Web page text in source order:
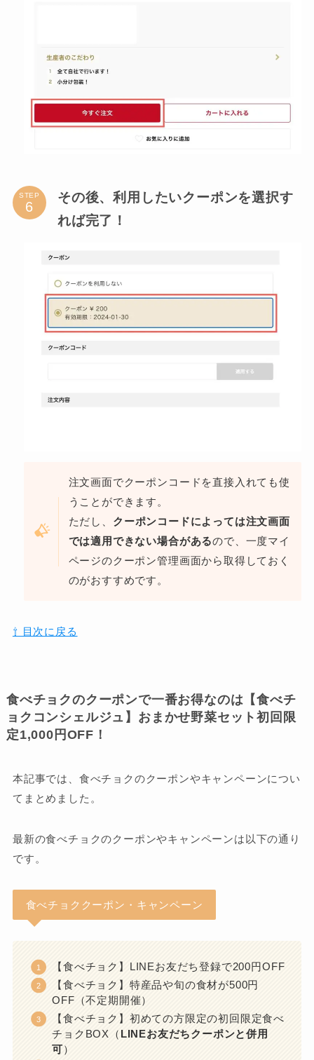
STEP
その後、利用したいクーポンを選択す
れば完了！
注文画面でクーポンコードを直接入れても使
うことができます。
ただし、 クーポンコードによっては注文画面
では適用できない場合があるので、一度マイ
ページのクーポン管理画面から取得しておく
のがおすすめです。
⇧ 目次に戻る
食べチョクのクーポンで一番お得なのは【食べチ
ョクコンシェルジュ】おまかせ野菜セット初回限
定1,000円OFF！
本記事では、食べチョクのクーポンやキャンペーンについ
てまとめました。
最新の食べチョクのクーポンやキャンペーンは以下の通り
です。
食べチョククーポン・キャンペーン
【食べチョク】LINEお友だち登録で200円OFF
【食べチョク】特産品や旬の食材が500円
OFF（不定期開催）
【食べチョク】初めての方限定の初回限定食べ
チョクBOX（ LINEお友だちクーポンと併用
可）